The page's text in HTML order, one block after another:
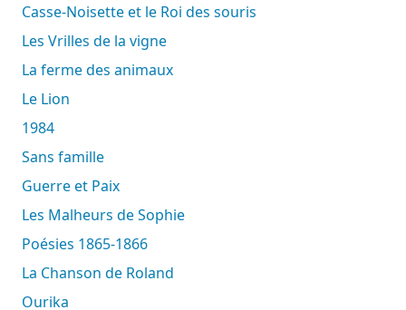
Casse-Noisette et le Roi des souris
Les Vrilles de la vigne
La ferme des animaux
Le Lion
1984
Sans famille
Guerre et Paix
Les Malheurs de Sophie
Poésies 1865-1866
La Chanson de Roland
Ourika